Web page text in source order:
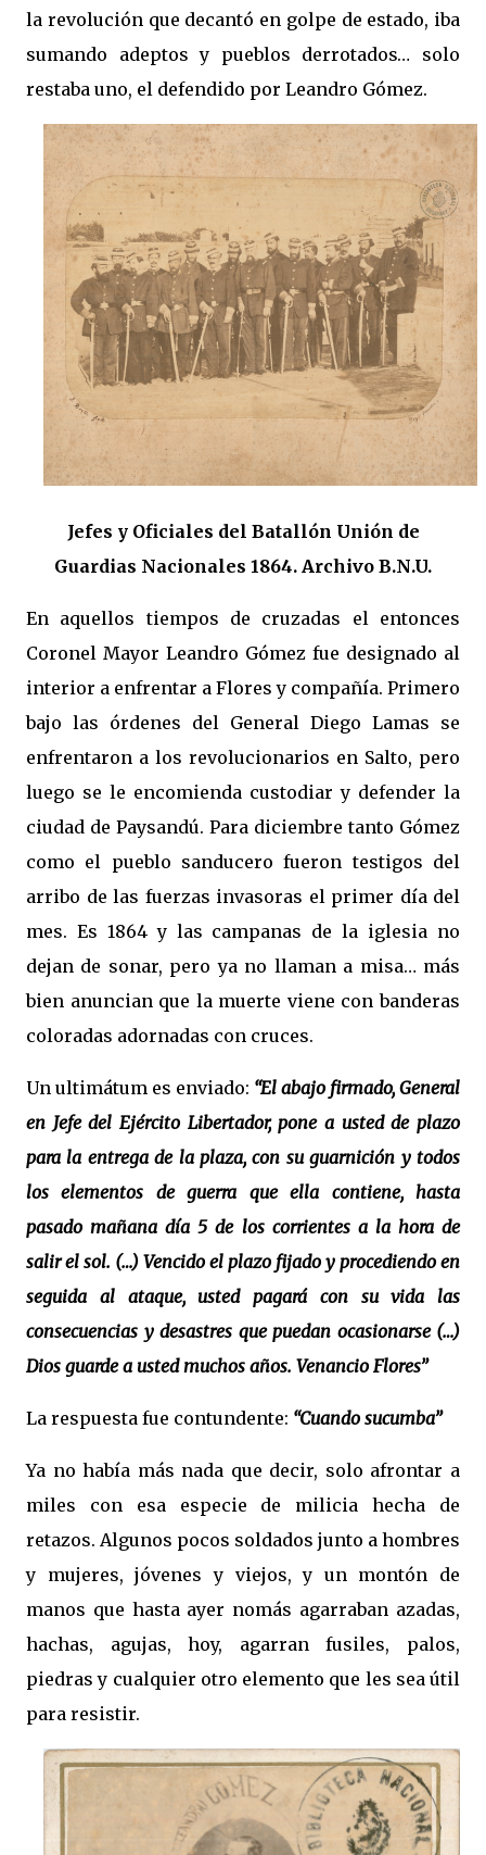
la revolución que decantó en golpe de estado, iba
sumando adeptos y pueblos derrotados… solo
restaba uno, el defendido por Leandro Gómez.
Jefes y Oficiales del Batallón Unión de
Guardias Nacionales 1864. Archivo B.N.U.
En aquellos tiempos de cruzadas el entonces
Coronel Mayor Leandro Gómez fue designado al
interior a enfrentar a Flores y compañía. Primero
bajo las órdenes del General Diego Lamas se
enfrentaron a los revolucionarios en Salto, pero
luego se le encomienda custodiar y defender la
ciudad de Paysandú. Para diciembre tanto Gómez
como el pueblo sanducero fueron testigos del
arribo de las fuerzas invasoras el primer día del
mes. Es 1864 y las campanas de la iglesia no
dejan de sonar, pero ya no llaman a misa… más
bien anuncian que la muerte viene con banderas
coloradas adornadas con cruces.
Un ultimátum es enviado: “El abajo firmado, General
en Jefe del Ejército Libertador, pone a usted de plazo
para la entrega de la plaza, con su guarnición y todos
los elementos de guerra que ella contiene, hasta
pasado mañana día 5 de los corrientes a la hora de
salir el sol. (…) Vencido el plazo fijado y procediendo en
seguida al ataque, usted pagará con su vida las
consecuencias y desastres que puedan ocasionarse (…)
Dios guarde a usted muchos años. Venancio Flores”
La respuesta fue contundente: “Cuando sucumba”
Ya no había más nada que decir, solo afrontar a
miles con esa especie de milicia hecha de
retazos. Algunos pocos soldados junto a hombres
y mujeres, jóvenes y viejos, y un montón de
manos que hasta ayer nomás agarraban azadas,
hachas, agujas, hoy, agarran fusiles, palos,
piedras y cualquier otro elemento que les sea útil
para resistir.